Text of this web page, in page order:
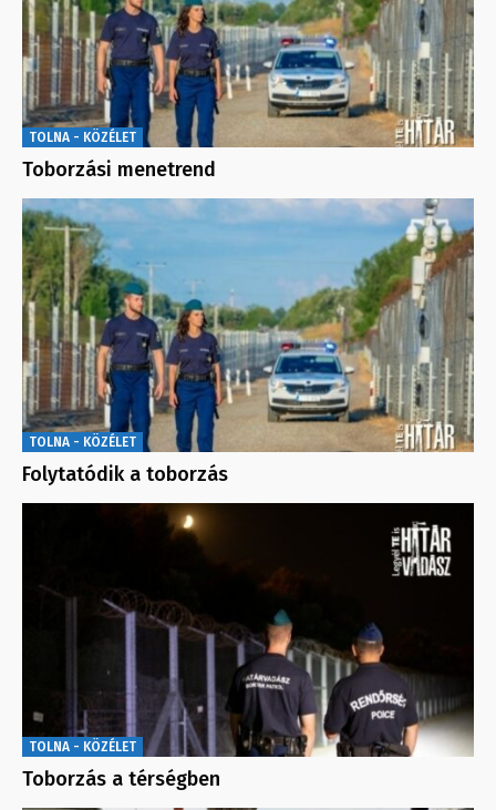
TOLNA - KÖZÉLET
Toborzási menetrend
TOLNA - KÖZÉLET
Folytatódik a toborzás
TOLNA - KÖZÉLET
Toborzás a térségben